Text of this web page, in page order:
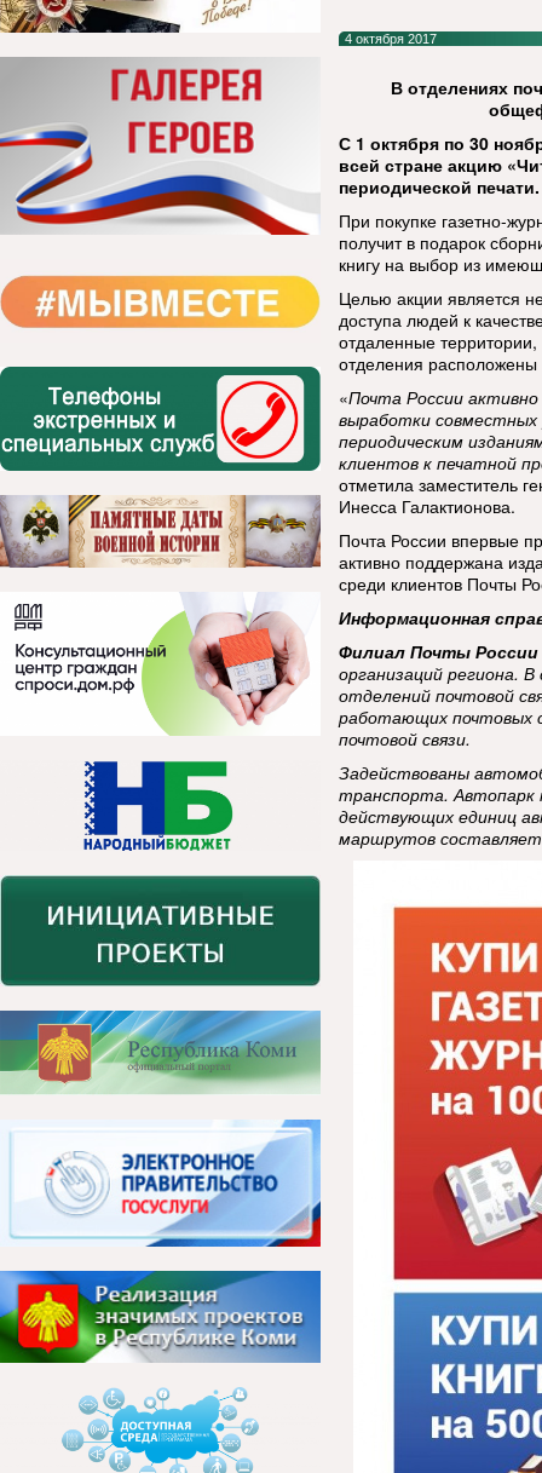
4 октября 2017
В отделениях
С 1 октября по 30
всей стране акцию
периодической печати.
При покупке газетно-
получит в подарок
книгу на выбор из
Целью акции является
доступа людей к
отдаленные
отделения расположены
«Почта России
выработки
периодическим
клиентов к печатной
отметила заместитель
Инесса Галактионова.
Почта России впервые
активно поддержана
среди клиентов Почты
Информационная
Филиал Почты России
организаций региона.
отделений почтовой
работающих почтовых
почтовой связи.
Задействованы
транспорта. Автопарк
действующих единиц
маршрутов